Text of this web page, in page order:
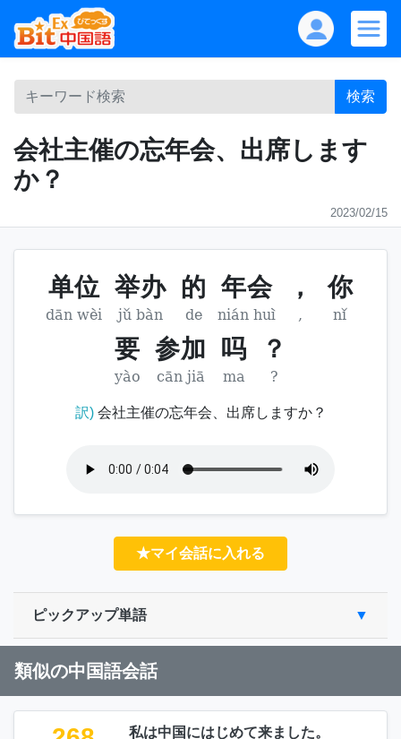
検索
会社主催の忘年会、出席します
か？
2023/02/15
单位 举办 的 年会 ， 你
dān wèi jǔ bàn de nián huì , nǐ
要 参加 吗 ？
yào cān jiā ma ?
訳)会社主催の忘年会、出席しますか？
★マイ会話に入れる
ピックアップ単語
類似の中国語会話
私は中国にはじめて来ました。